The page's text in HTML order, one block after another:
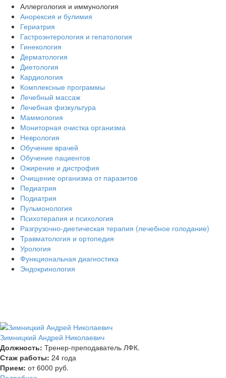
Аллергология и иммунология
Анорексия и булимия
Гериатрия
Гастроэнтерология и гепатология
Гинекология
Дерматология
Диетология
Кардиология
Комплексные программы
Лечебный массаж
Лечебная физкультура
Маммология
Мониторная очистка организма
Неврология
Обучение врачей
Обучение пациентов
Ожирение и дистрофия
Очищение организма от паразитов
Педиатрия
Подиатрия
Пульмонология
Психотерапия и психология
Разгрузочно-диетическая терапия (лечебное голодание)
Травматология и ортопедия
Урология
Функциональная диагностика
Эндокринология
Зимницкий Андрей Николаевич
Должность: Тренер-преподаватель ЛФК.
Стаж работы: 24 года
Прием: от 6000 руб.